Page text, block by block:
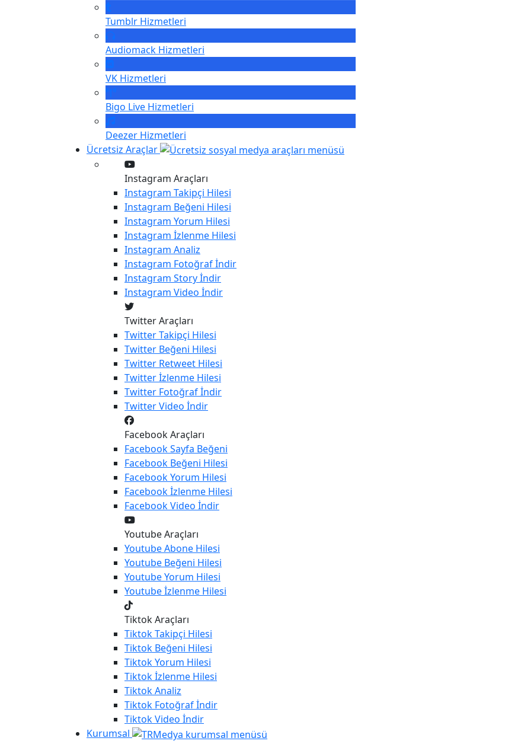
Tumblr Hizmetleri
Audiomack Hizmetleri
VK Hizmetleri
Bigo Live Hizmetleri
Deezer Hizmetleri
Ücretsiz Araçlar
Instagram Araçları
Instagram Takipçi Hilesi
Instagram Beğeni Hilesi
Instagram Yorum Hilesi
Instagram İzlenme Hilesi
Instagram Analiz
Instagram Fotoğraf İndir
Instagram Story İndir
Instagram Video İndir
Twitter Araçları
TwitterTakipçi Hilesi
Twitter Beğeni Hilesi
Twitter Retweet Hilesi
Twitterİzlenme Hilesi
Twitter Fotoğraf İndir
TwitterVideo İndir
Facebook Araçları
FacebookSayfa Beğeni
Facebook Beğeni Hilesi
FacebookYorum Hilesi
Facebookİzlenme Hilesi
FacebookVideo İndir
Youtube Araçları
YoutubeAbone Hilesi
Youtube Beğeni Hilesi
YoutubeYorum Hilesi
Youtubeİzlenme Hilesi
Tiktok Araçları
TiktokTakipçi Hilesi
Tiktok Beğeni Hilesi
TiktokYorum Hilesi
Tiktokİzlenme Hilesi
TiktokAnaliz
Tiktok Fotoğraf İndir
TiktokVideo İndir
Kurumsal